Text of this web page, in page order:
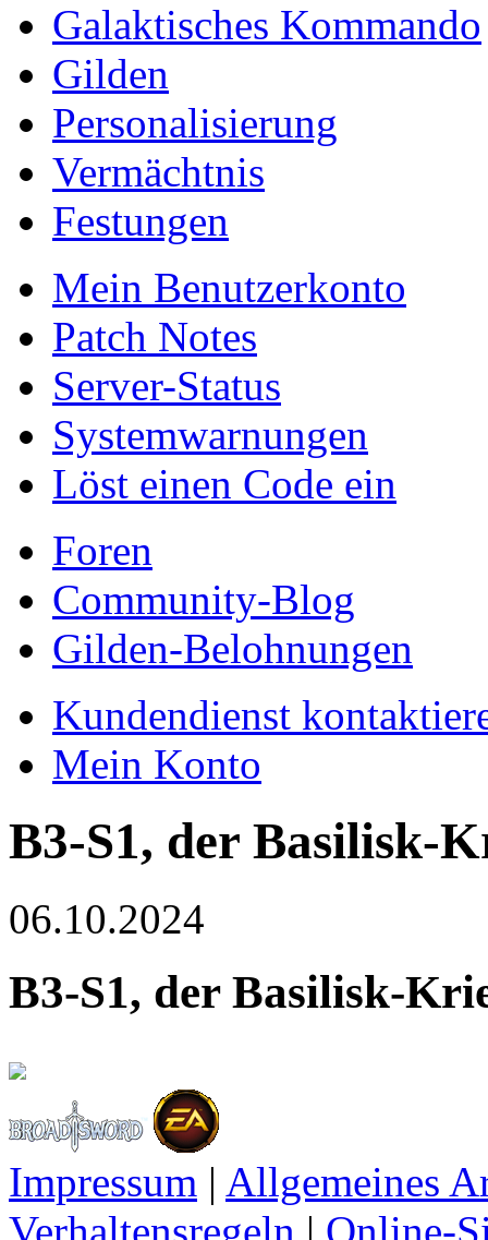
Galaktisches Kommando
Gilden
Personalisierung
Vermächtnis
Festungen
Mein Benutzerkonto
Patch Notes
Server-Status
Systemwarnungen
Löst einen Code ein
Foren
Community-Blog
Gilden-Belohnungen
Kundendienst
Mein Konto
B3-S1, der Basilisk-
06.10.2024
B3-S1, der Basilisk-
Impressum | Allgemeines
Verhaltensregeln | Online-